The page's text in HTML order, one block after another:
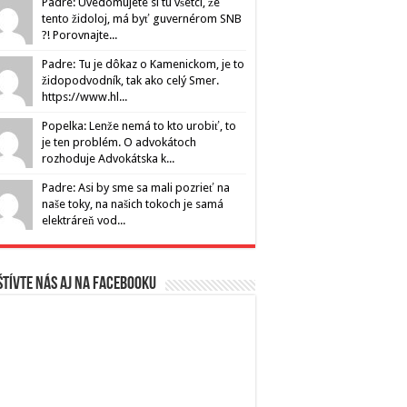
tento židoloj, má byť guvernérom SNB
?! Porovnajte...
Padre: Tu je dôkaz o Kamenickom, je to
židopodvodník, tak ako celý Smer.
https://www.hl...
Popelka: Lenže nemá to kto urobiť, to
je ten problém. O advokátoch
rozhoduje Advokátska k...
Padre: Asi by sme sa mali pozrieť na
naše toky, na našich tokoch je samá
elektráreň vod...
nás aj na Facebooku